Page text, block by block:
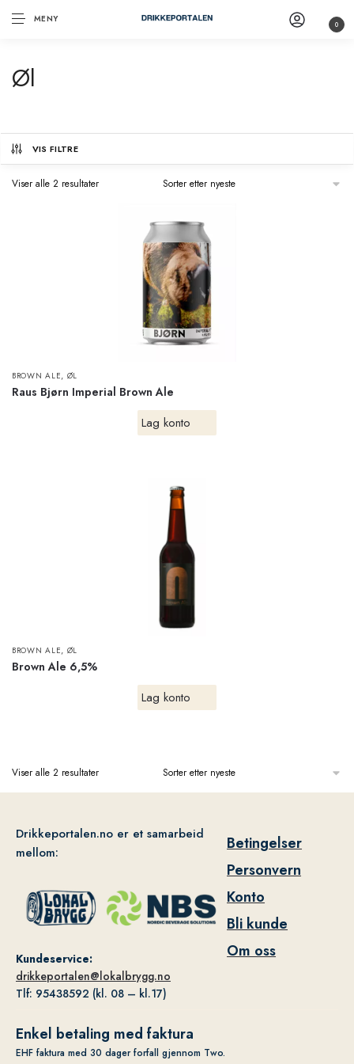
MENY 0
Øl
VIS FILTRE
Viser alle 2 resultater
BROWN ALE, ØL
Raus Bjørn Imperial Brown Ale
Lag konto
BROWN ALE, ØL
Brown Ale 6,5%
Lag konto
Viser alle 2 resultater
Drikkeportalen.no er et samarbeid
mellom:
Kundeservice:
drikkeportalen@lokalbrygg.no
Tlf: 95438592 (kl. 08 – kl.17)
Betingelser
Personvern
Konto
Bli kunde
Om oss
Enkel betaling med faktura
EHF faktura med 30 dager forfall gjennom Two.